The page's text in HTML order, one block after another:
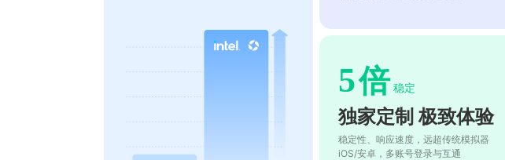
5倍 稳定
独家定制 极致体验
稳定性、响应速度，远超传统模拟器
iOS/安卓，多账号登录与互通